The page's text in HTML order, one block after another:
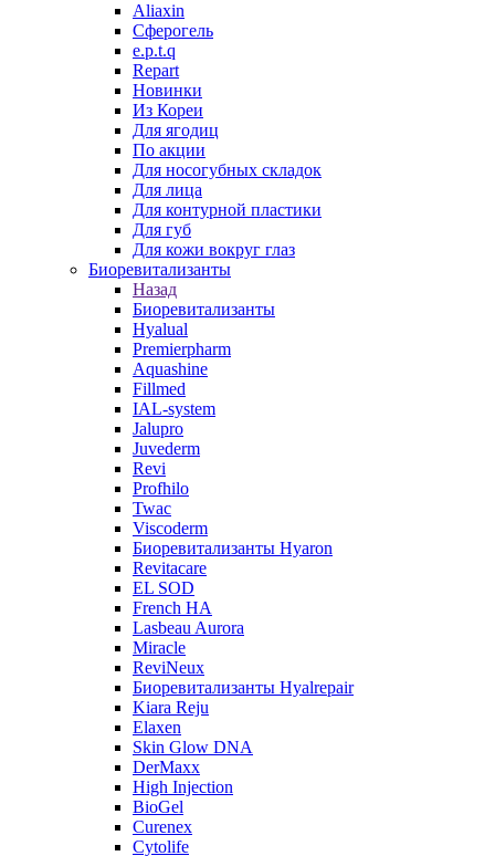
Aliaxin
Сферогель
e.p.t.q
Repart
Новинки
Из Кореи
Для ягодиц
По акции
Для носогубных складок
Для лица
Для контурной пластики
Для губ
Для кожи вокруг глаз
Биоревитализанты
Назад
Биоревитализанты
Hyalual
Premierpharm
Aquashine
Fillmed
IAL-system
Jalupro
Juvederm
Revi
Profhilo
Twac
Viscoderm
Биоревитализанты Hyaron
Revitacare
EL SOD
French HA
Lasbeau Aurora
Miracle
ReviNeux
Биоревитализанты Hyalrepair
Kiara Reju
Elaxen
Skin Glow DNA
DerMaxx
High Injection
BioGel
Curenex
Cytolife